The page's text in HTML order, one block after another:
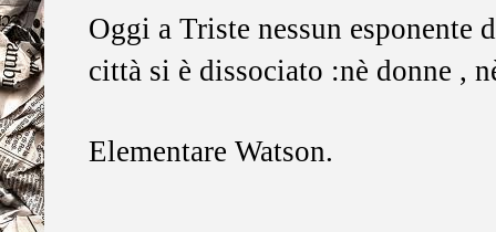
Oggi a Triste nessun esponente
città si è dissociato :nè donne ,
Elementare Watson.